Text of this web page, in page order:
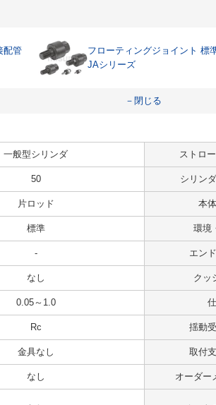
配管
フローティングジョイント 標
JAシリーズ
－閉じる
一般型シリンダ ストロ
50 シリン
片ロッド 本
標準 環境
- エン
なし クッ
0.05～1.0
Rc 揺動
金具なし 取付
なし オーダー